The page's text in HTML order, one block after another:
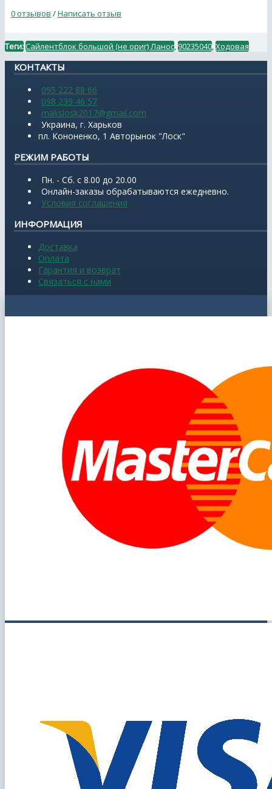
0 отзывов /Написать отзыв
Теги:Сайлентблок большой (не ориг) Ланос 90235040 Ходовая
КОНТАКТЫ
095 222 88 66
098 239 46 57
makslosk2017@gmail.com
Украина, г. Харьков
пл. Кононенко, 1 Авторынок "Лоск"
РЕЖИМ РАБОТЫ
Пн. - Сб. с 8.00 до 20.00
Онлайн-заказы обрабатываются ежедневно.
Условия соглашения
ИНФОРМАЦИЯ
Доставка
Оплата
Гарантия и возврат
Связаться с нами